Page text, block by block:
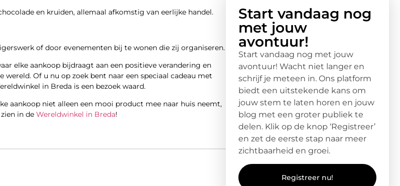
en kruiden, allemaal afkomstig van eerlijke handel.
of door evenementen bij te wonen die zij organiseren.
elke aankoop bijdraagt aan een positieve verandering en
Of u nu op zoek bent naar een speciaal cadeau met
in Breda is een bezoek waard.
aankoop niet alleen een mooi product mee naar huis neemt,
in de Wereldwinkel in Breda!
Start vandaag nog
met jouw
avontuur!
Start vandaag nog met jouw
avontuur! Wacht niet langer en
schrijf je meteen in. Ons platform
biedt een uitstekende kans om
jouw stem te laten horen en jouw
blog met een groter publiek te
delen. Klik op de knop ‘Registreer’
en zet de eerste stap naar meer
zichtbaarheid en groei.
Registreer nu!